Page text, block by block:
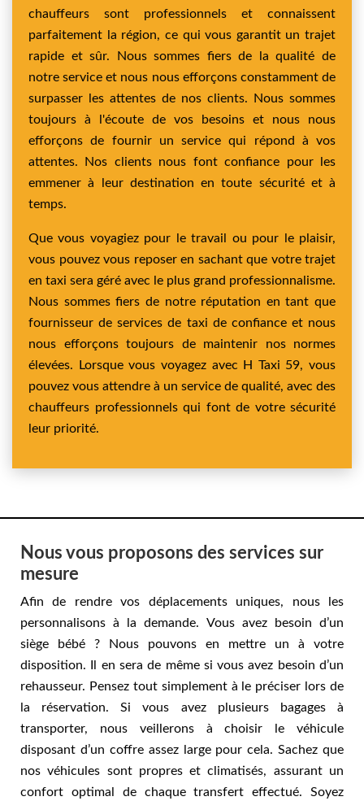
chauffeurs sont professionnels et connaissent
parfaitement la région, ce qui vous garantit un trajet
rapide et sûr. Nous sommes fiers de la qualité de
notre service et nous nous efforçons constamment de
surpasser les attentes de nos clients. Nous sommes
toujours à l'écoute de vos besoins et nous nous
efforçons de fournir un service qui répond à vos
attentes. Nos clients nous font confiance pour les
emmener à leur destination en toute sécurité et à
temps.
Que vous voyagiez pour le travail ou pour le plaisir,
vous pouvez vous reposer en sachant que votre trajet
en taxi sera géré avec le plus grand professionnalisme.
Nous sommes fiers de notre réputation en tant que
fournisseur de services de taxi de confiance et nous
nous efforçons toujours de maintenir nos normes
élevées. Lorsque vous voyagez avec H Taxi 59, vous
pouvez vous attendre à un service de qualité, avec des
chauffeurs professionnels qui font de votre sécurité
leur priorité.
Nous vous proposons des services sur
mesure
Afin de rendre vos déplacements uniques, nous les
personnalisons à la demande. Vous avez besoin d’un
siège bébé ? Nous pouvons en mettre un à votre
disposition. Il en sera de même si vous avez besoin d’un
rehausseur. Pensez tout simplement à le préciser lors de
la réservation. Si vous avez plusieurs bagages à
transporter, nous veillerons à choisir le véhicule
disposant d’un coffre assez large pour cela. Sachez que
nos véhicules sont propres et climatisés, assurant un
confort optimal de chaque transfert effectué. Soyez